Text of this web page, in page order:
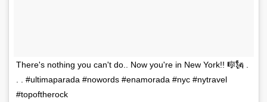
There's nothing you can't do.. Now you're in New York!! 🎼🗽 .
. . #ultimaparada #nowords #enamorada #nyc #nytravel
#topoftherock